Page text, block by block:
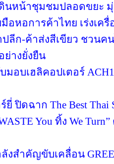
นหน้าชุมชมปลอดขยะ มุ่
อหอการค้าไทย เร่งเครื่
ลีก-ค้าส่งสีเขียว ชวน
ย่างยั่งยืน
มอบเฮลิคอปเตอร์
ปิดฉาก The Best Thai
You ทิ้ง We
งสำคัญขับเคลื่อน